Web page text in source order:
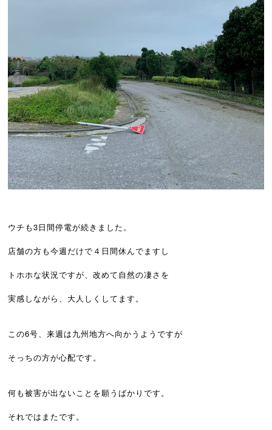
ウチも3日間停電が続きました。
店舗の方も今週だけで４日間休んでますし
トホホな状況ですが、改めて自然の凄さを
実感しながら、大人しくしてます。
この6号、来週は九州地方へ向かうようですが
そっちの方が心配です。
何も被害が出ないことを願うばかりです。
それではまたです。